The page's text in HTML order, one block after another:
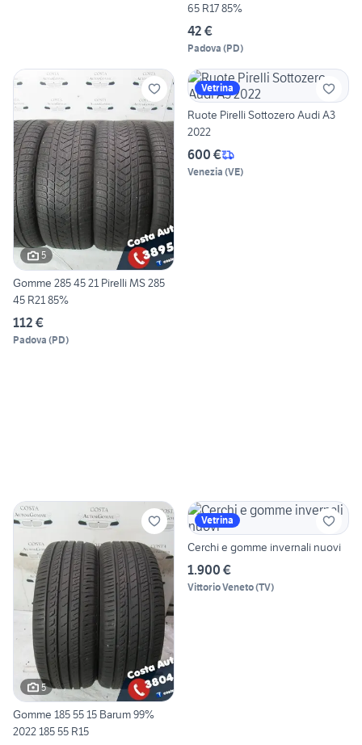
65 R17 85%
42 €
Padova (PD)
5
Gomme 285 45 21 Pirelli MS 285
45 R21 85%
112 €
Padova (PD)
Vetrina
Ruote Pirelli Sottozero Audi A3
2022
600 €
Venezia (VE)
5
Gomme 185 55 15 Barum 99%
2022 185 55 R15
Vetrina
Cerchi e gomme invernali nuovi
1.900 €
Vittorio Veneto(TV)